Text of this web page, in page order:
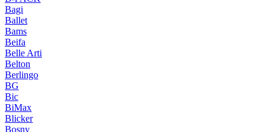
Bagi
Ballet
Bams
Beifa
Belle Arti
Belton
Berlingo
BG
Bic
BiMax
Blicker
Bosny